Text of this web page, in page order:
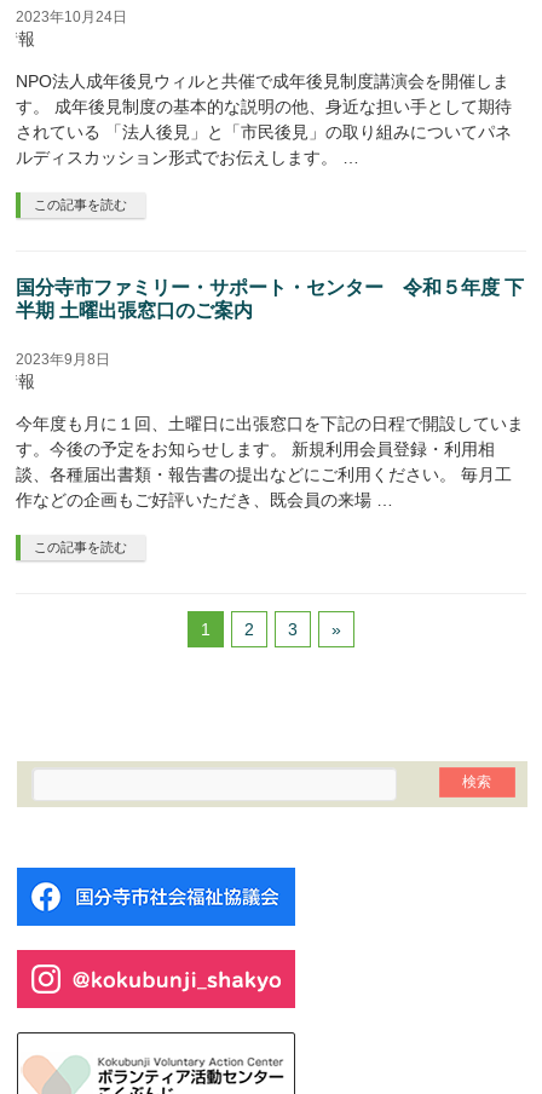
2023年10月24日
報
NPO法人成年後見ウィルと共催で成年後見制度講演会を開催しま
す。 成年後見制度の基本的な説明の他、身近な担い手として期待
されている 「法人後見」と「市民後見」の取り組みについてパネ
ルディスカッション形式でお伝えします。 …
この記事を読む
国分寺市ファミリー・サポート・センター 令和５年度 下
半期 土曜出張窓口のご案内
2023年9月8日
報
今年度も月に１回、土曜日に出張窓口を下記の日程で開設していま
す。今後の予定をお知らせします。 新規利用会員登録・利用相
談、各種届出書類・報告書の提出などにご利用ください。 毎月工
作などの企画もご好評いただき、既会員の来場 …
この記事を読む
1 2 3 »